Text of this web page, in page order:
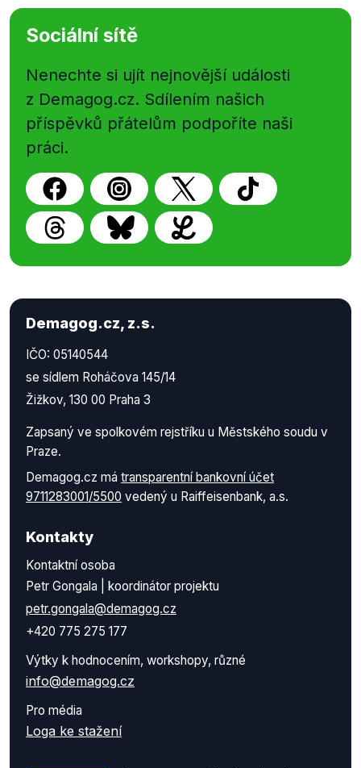
Sociální sítě
Nenechte si ujít nejnovější události
z Demagog.cz. Sdílením našich
příspěvků přátelům podpoříte naši
práci.
Demagog.cz, z.s.
IČO: 05140544
se sídlem Roháčova 145/14
Žižkov, 130 00 Praha 3
Zapsaný ve spolkovém rejstříku u Městského soudu v
Praze.
Demagog.cz má transparentní bankovní účet
9711283001/5500 vedený u Raiffeisenbank, a.s.
Kontakty
Kontaktní osoba
Petr Gongala | koordinátor projektu
petr.gongala@demagog.cz
+420 775 275 177
Výtky k hodnocením, workshopy, různé
info@demagog.cz
Pro média
Loga ke stažení